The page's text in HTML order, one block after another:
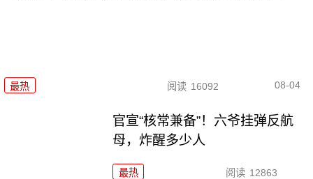
最热 阅读 16092 08-04
官宣“核常兼备”！六爷挂弹反航
母，炸醒多少人
最热 阅读 12863